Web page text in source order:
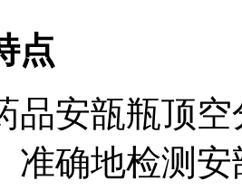
点
品安瓿瓶顶
准确地检测